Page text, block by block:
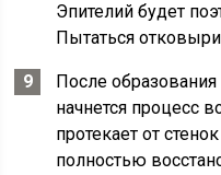
Эпителий будет
Пытаться
После
начнется процесс
протекает от
полностью